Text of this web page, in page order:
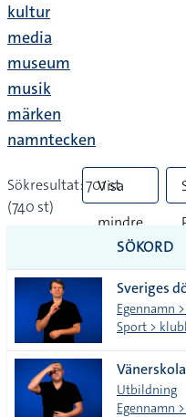
kultur
media
museum
musik
märken
namntecken
Sökresultat: 701 st
(740 st)
Visa
mindre
tecken
SÖKORD
Sveriges
Egennamn
Sport >
Utbildning
Egennamn